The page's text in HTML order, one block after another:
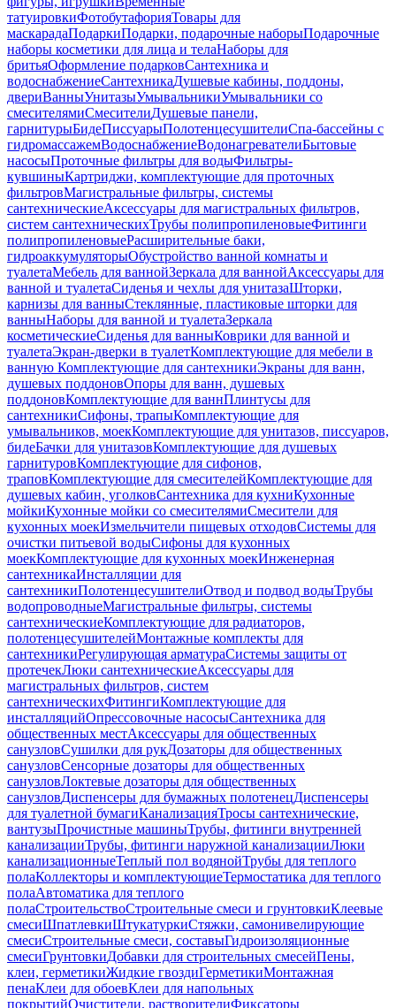
татуировкиФотобутафорияТовары для
маскарадаПодаркиПодарки, подарочные наборыПодарочные
наборы косметики для лица и телаНаборы для
бритьяОформление подарковСантехника и
водоснабжениеСантехникаДушевые кабины, поддоны,
двериВанныУнитазыУмывальникиУмывальники со
смесителямиСмесителиДушевые панели,
гарнитурыБидеПиссуарыПолотенцесушителиСпа-бассейны с
гидромассажемВодоснабжениеВодонагревателиБытовые
насосыПроточные фильтры для водыФильтры-
кувшиныКартриджи, комплектующие для проточных
фильтровМагистральные фильтры, системы
сантехническиеАксессуары для магистральных фильтров,
систем сантехническихТрубы полипропиленовыеФитинги
полипропиленовыеРасширительные баки,
гидроаккумуляторыОбустройство ванной комнаты и
туалетаМебель для ваннойЗеркала для ваннойАксессуары для
ванной и туалетаСиденья и чехлы для унитазаШторки,
карнизы для ванныСтеклянные, пластиковые шторки для
ванныНаборы для ванной и туалетаЗеркала
косметическиеСиденья для ванныКоврики для ванной и
туалетаЭкран-дверки в туалетКомплектующие для мебели в
ванную Комплектующие для сантехникиЭкраны для ванн,
душевых поддоновОпоры для ванн, душевых
поддоновКомплектующие для ваннПлинтусы для
сантехникиСифоны, трапыКомплектующие для
умывальников, моекКомплектующие для унитазов, писсуаров,
бидеБачки для унитазовКомплектующие для душевых
гарнитуровКомплектующие для сифонов,
траповКомплектующие для смесителейКомплектующие для
душевых кабин, уголковСантехника для кухниКухонные
мойкиКухонные мойки со смесителямиСмесители для
кухонных моекИзмельчители пищевых отходовСистемы для
очистки питьевой водыСифоны для кухонных
моекКомплектующие для кухонных моекИнженерная
сантехникаИнсталляции для
сантехникиПолотенцесушителиОтвод и подвод водыТрубы
водопроводныеМагистральные фильтры, системы
сантехническиеКомплектующие для радиаторов,
полотенцесушителейМонтажные комплекты для
сантехникиРегулирующая арматураСистемы защиты от
протечекЛюки сантехническиеАксессуары для
магистральных фильтров, систем
сантехническихФитингиКомплектующие для
инсталляцийОпрессовочные насосыСантехника для
общественных местАксессуары для общественных
санузловСушилки для рукДозаторы для общественных
санузловСенсорные дозаторы для общественных
санузловЛоктевые дозаторы для общественных
санузловДиспенсеры для бумажных полотенецДиспенсеры
для туалетной бумагиКанализацияТросы сантехнические,
вантузыПрочистные машиныТрубы, фитинги внутренней
канализацииТрубы, фитинги наружной канализацииЛюки
канализационныеТеплый пол водянойТрубы для теплого
полаКоллекторы и комплектующиеТермостатика для теплого
полаАвтоматика для теплого
полаСтроительствоСтроительные смеси и грунтовкиКлеевые
смесиШпатлевкиШтукатуркиСтяжки, самонивелирующие
смесиСтроительные смеси, составыГидроизоляционные
смесиГрунтовкиДобавки для строительных смесейПены,
клеи, герметикиЖидкие гвоздиГерметикиМонтажная
пенаКлеи для обоевКлеи для напольных
покрытийОчистители, растворителиФиксаторы